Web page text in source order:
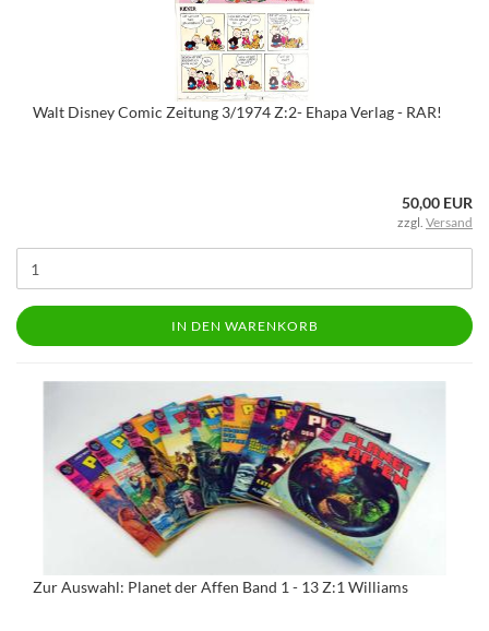
Walt Disney Comic Zeitung 3/1974 Z:2- Ehapa Verlag - RAR!
50,00 EUR
zzgl. Versand
IN DEN WARENKORB
Zur Auswahl: Planet der Affen Band 1 - 13 Z:1 Williams